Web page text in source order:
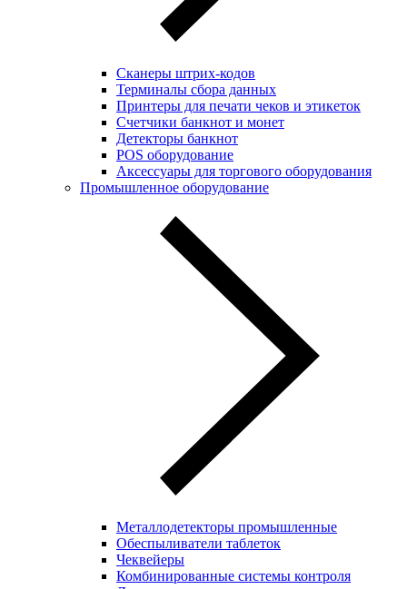
Сканеры штрих-кодов
Терминалы сбора данных
Принтеры для печати чеков и этикеток
Cчетчики банкнот и монет
Детекторы банкнот
POS оборудование
Аксессуары для торгового оборудования
Промышленное оборудование
Металлодетекторы промышленные
Обеспыливатели таблеток
Чеквейеры
Комбинированные системы контроля